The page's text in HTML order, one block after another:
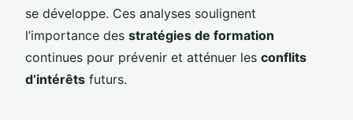
se développe. Ces analyses soulignent
l’importance des stratégies de formation
continues pour prévenir et atténuer les conflits
d’intérêts futurs.